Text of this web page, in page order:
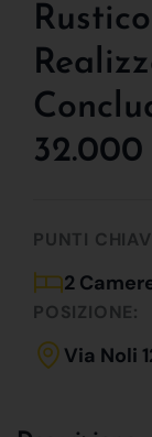
PUNTI
2
POSIZIONE:
Via Noli